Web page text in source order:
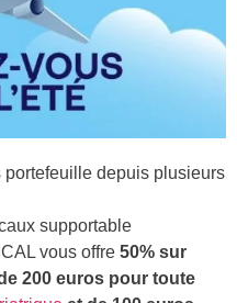
portefeuille depuis plusieurs
supportable
vous offre 50% sur
200 euros pour toute